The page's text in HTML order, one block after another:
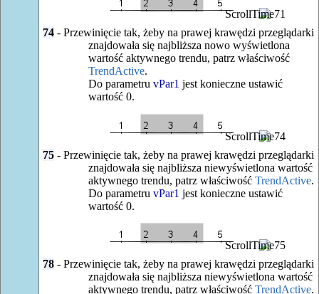
74- Przewinięcie tak, żeby na prawej krawędzi przeglądarki
znajdowała się najbliższa nowo wyświetlona
wartość aktywnego trendu, patrz właściwość
TrendActive.
Do parametru vPar1 jest konieczne ustawić
wartość 0.
75- Przewinięcie tak, żeby na prawej krawędzi przeglądarki
znajdowała się najbliższa niewyświetlona wartość
aktywnego trendu, patrz właściwość TrendActive.
Do parametru vPar1 jest konieczne ustawić
wartość 0.
78- Przewinięcie tak, żeby na prawej krawędzi przeglądarki
znajdowała się najbliższa niewyświetlona wartość
aktywnego trendu, patrz właściwość TrendActive.